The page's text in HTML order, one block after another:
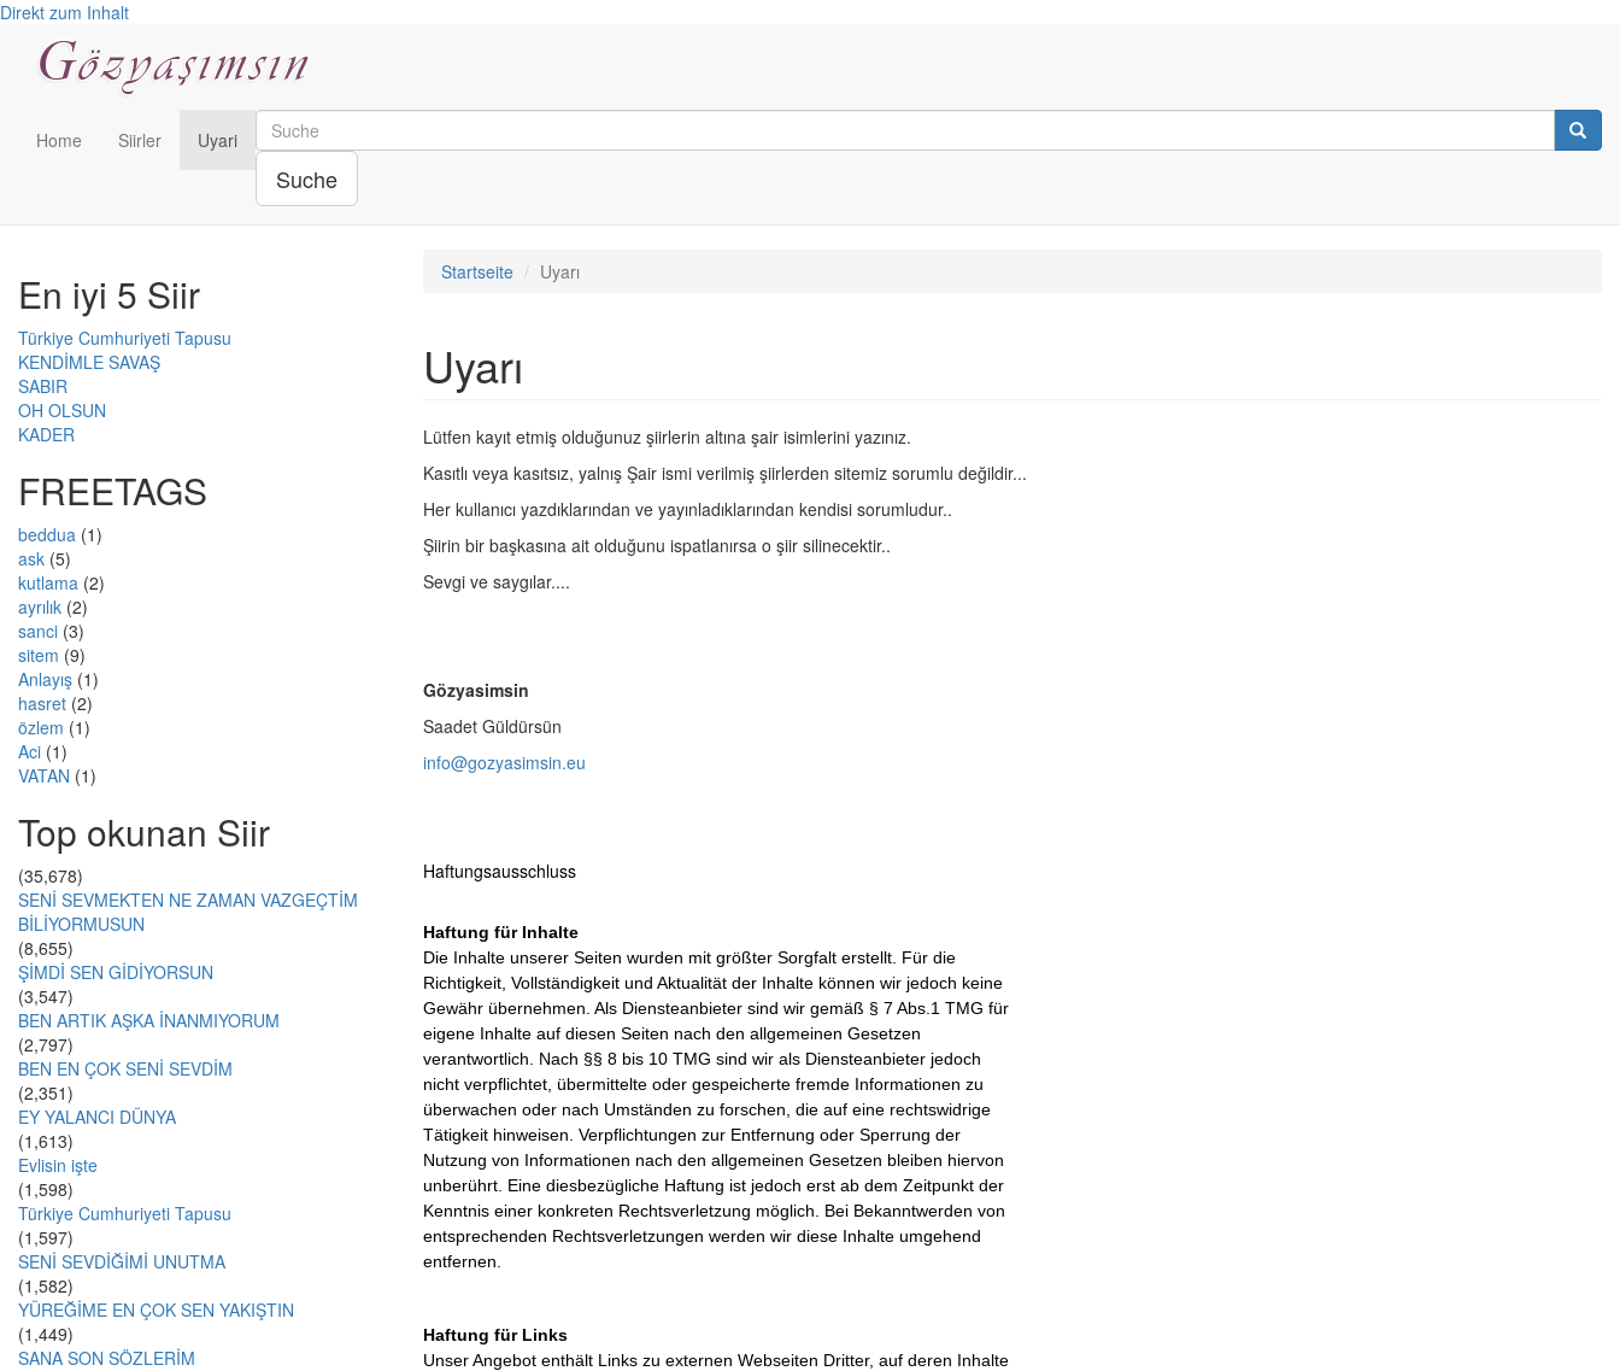
Direkt zum Inhalt
Home Siirler Uyari
Suche
En iyi 5 Siir
Türkiye Cumhuriyeti Tapusu
KENDİMLE SAVAŞ
SABIR
OH OLSUN
KADER
FREETAGS
beddua (1)
ask (5)
kutlama (2)
ayrılık (2)
sanci (3)
sitem (9)
Anlayış (1)
hasret (2)
özlem (1)
Aci (1)
VATAN (1)
Top okunan Siir
(35,678)
SENİ SEVMEKTEN NE ZAMAN VAZGEÇTİM
BİLİYORMUSUN
(8,655)
ŞİMDİ SEN GİDİYORSUN
(3,547)
BEN ARTIK AŞKA İNANMIYORUM
(2,797)
BEN EN ÇOK SENİ SEVDİM
(2,351)
EY YALANCI DÜNYA
(1,613)
Evlisin işte
(1,598)
Türkiye Cumhuriyeti Tapusu
(1,597)
SENİ SEVDİĞİMİ UNUTMA
(1,582)
YÜREĞİME EN ÇOK SEN YAKIŞTIN
(1,449)
SANA SON SÖZLERİM
Startseite Uyarı
Uyarı
Lütfen kayıt etmiş olduğunuz şiirlerin altına şair isimlerini yazınız.
Kasıtlı veya kasıtsız, yalnış Şair ismi verilmiş şiirlerden sitemiz sorumlu değildir...
Her kullanıcı yazdıklarından ve yayınladıklarından kendisi sorumludur..
Şiirin bir başkasına ait olduğunu ispatlanırsa o şiir silinecektir..
Sevgi ve saygılar....
Gözyasimsin
Saadet Güldürsün
info@gozyasimsin.eu
Haftungsausschluss
Haftung für Inhalte
Die Inhalte unserer Seiten wurden mit größter Sorgfalt erstellt. Für die
Richtigkeit, Vollständigkeit und Aktualität der Inhalte können wir jedoch keine
Gewähr übernehmen. Als Diensteanbieter sind wir gemäß § 7 Abs.1 TMG für
eigene Inhalte auf diesen Seiten nach den allgemeinen Gesetzen
verantwortlich. Nach §§ 8 bis 10 TMG sind wir als Diensteanbieter jedoch
nicht verpflichtet, übermittelte oder gespeicherte fremde Informationen zu
überwachen oder nach Umständen zu forschen, die auf eine rechtswidrige
Tätigkeit hinweisen. Verpflichtungen zur Entfernung oder Sperrung der
Nutzung von Informationen nach den allgemeinen Gesetzen bleiben hiervon
unberührt. Eine diesbezügliche Haftung ist jedoch erst ab dem Zeitpunkt der
Kenntnis einer konkreten Rechtsverletzung möglich. Bei Bekanntwerden von
entsprechenden Rechtsverletzungen werden wir diese Inhalte umgehend
entfernen.
Haftung für Links
Unser Angebot enthält Links zu externen Webseiten Dritter, auf deren Inhalte